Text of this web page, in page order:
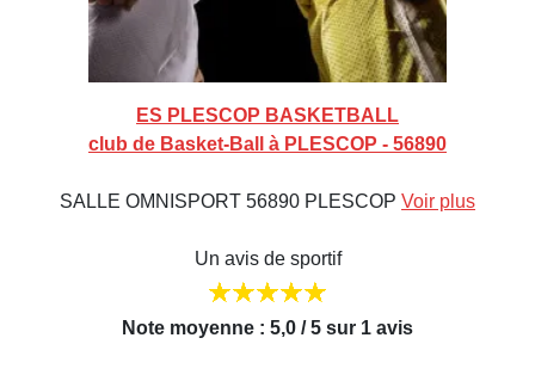
ES PLESCOP BASKETBALL
club de Basket-Ball à PLESCOP - 56890
SALLE OMNISPORT 56890 PLESCOP Voir plus
Un avis de sportif
Note moyenne : 5,0 / 5 sur 1 avis